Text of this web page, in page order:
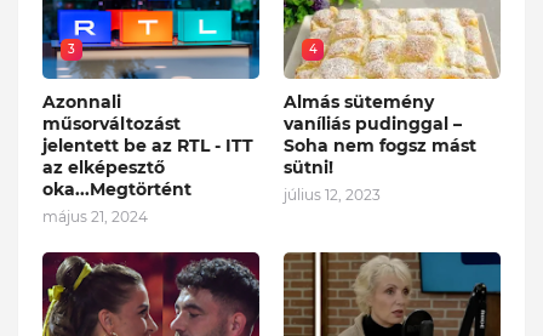
3
Azonnali
műsorváltozást
jelentett be az RTL - ITT
az elképesztő
oka...Megtörtént
május 21, 2024
4
Almás sütemény
vaníliás pudinggal –
Soha nem fogsz mást
sütni!
július 12, 2023